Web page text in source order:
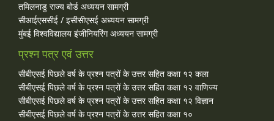
तमिलनाडु राज्य बोर्ड अध्ययन सामग्री
सीआईएससीई / इसीसीएसई अध्ययन सामग्री
मुंबई विश्वविद्यालय इंजीनियरिंग अध्ययन सामग्री
प्रश्न पत्र एवं उत्तर
सीबीएसई पिछले वर्ष के प्रश्न पत्रों के उत्तर सहित कक्षा १२ कला
सीबीएसई पिछले वर्ष के प्रश्न पत्रों के उत्तर सहित कक्षा १२ वाणिज्य
सीबीएसई पिछले वर्ष के प्रश्न पत्रों के उत्तर सहित कक्षा १२ विज्ञान
सीबीएसई पिछले वर्ष के प्रश्न पत्रों के उत्तर सहित कक्षा १०